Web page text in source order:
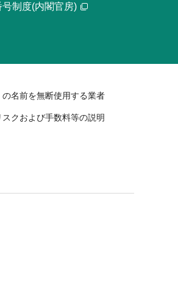
制度(内閣官房)
の名前を無断使用する業者
クおよび手数料等の説明